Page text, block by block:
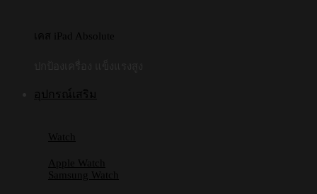
เคส iPad Absolute
อุปกรณ์เสริม
Watch
Apple Watch
Samsung Watch